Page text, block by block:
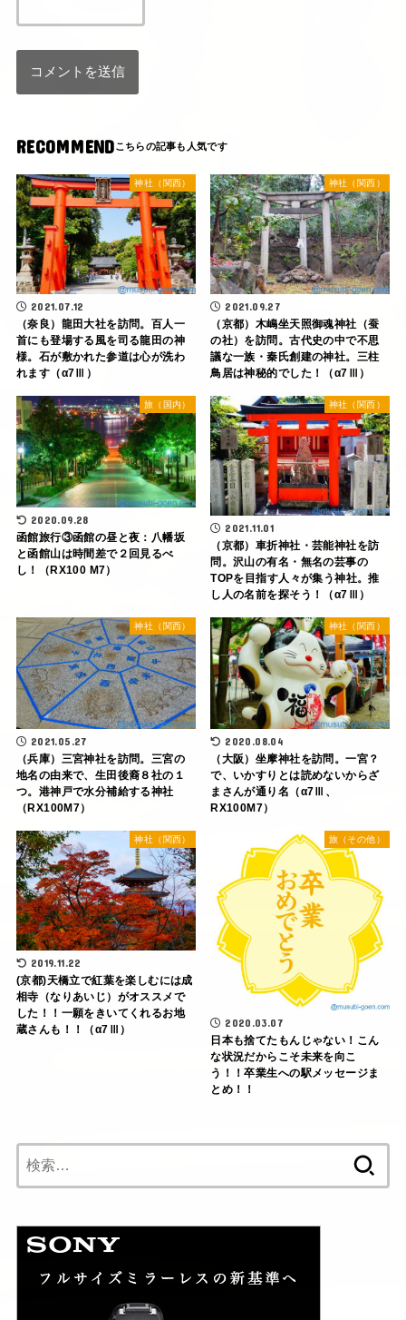
RECOMMEND
神社（関西）
2021.07.12
（奈良）龍田大社を訪問。百人一
首にも登場する風を司る龍田の神
様。石が敷かれた参道は心が洗わ
れます（α7Ⅲ）
神社（関西）
2021.09.27
（京都）木嶋坐天照御魂神社（蚕
の社）を訪問。古代史の中で不思
議な一族・秦氏創建の神社。三柱
鳥居は神秘的でした！（α7Ⅲ）
旅（国内）
2020.09.28
函館旅行③函館の昼と夜：八幡坂
と函館山は時間差で２回見るべ
し！（RX100 M7）
神社（関西）
2021.11.01
（京都）車折神社・芸能神社を訪
問。沢山の有名・無名の芸事の
TOPを目指す人々が集う神社。推
し人の名前を探そう！（α7Ⅲ）
神社（関西）
2021.05.27
（兵庫）三宮神社を訪問。三宮の
地名の由来で、生田後裔８社の１
つ。港神戸で水分補給する神社
（RX100M7）
神社（関西）
2020.08.04
（大阪）坐摩神社を訪問。一宮？
で、いかすりとは読めないからざ
まさんが通り名（α7Ⅲ、
RX100M7）
神社（関西）
2019.11.22
(京都)天橋立で紅葉を楽しむには成
相寺（なりあいじ）がオススメで
した！！一願をきいてくれるお地
蔵さんも！！（α7Ⅲ）
旅（その他）
2020.03.07
日本も捨てたもんじゃない！こん
な状況だからこそ未来を向こ
う！！卒業生への駅メッセージま
とめ！！
索: